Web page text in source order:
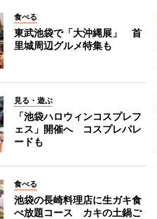
食べる
東武池袋で「大沖縄展」 首
里城周辺グルメ特集も
見る・遊ぶ
「池袋ハロウィンコスプレフ
ェス」開催へ コスプレパレ
ードも
食べる
池袋の長崎料理店に生ガキ食
べ放題コース カキの土鍋ご